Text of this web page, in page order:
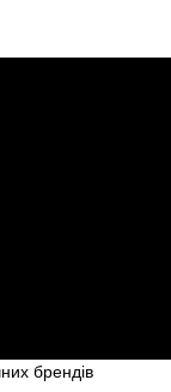
брендів